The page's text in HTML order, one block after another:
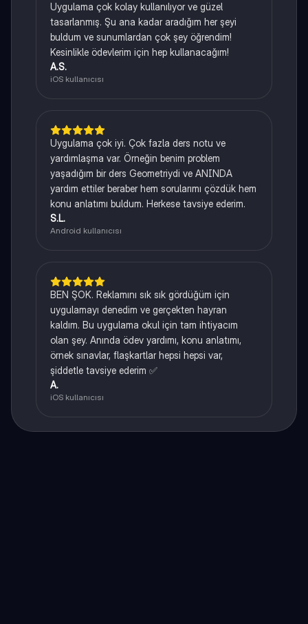
Uygulama çok kolay kullanılıyor ve güzel
tasarlanmış. Şu ana kadar aradığım her şeyi
buldum ve sunumlardan çok şey öğrendim!
Kesinlikle ödevlerim için hep kullanacağım!
A.S.
iOS kullanıcısı
Uygulama çok iyi. Çok fazla ders notu ve
yardımlaşma var. Örneğin benim problem
yaşadığım bir ders Geometriydi ve ANINDA
yardım ettiler beraber hem sorularımı çözdük hem
konu anlatımı buldum. Herkese tavsiye ederim.
S.L.
Android kullanıcısı
BEN ŞOK. Reklamını sık sık gördüğüm için
uygulamayı denedim ve gerçekten hayran
kaldım. Bu uygulama okul için tam ihtiyacım
olan şey. Anında ödev yardımı, konu anlatımı,
örnek sınavlar, flaşkartlar hepsi hepsi var,
şiddetle tavsiye ederim ✅
A.
iOS kullanıcısı